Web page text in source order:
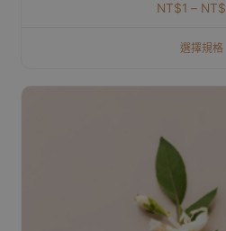
NT$1 – NT$
選擇規格